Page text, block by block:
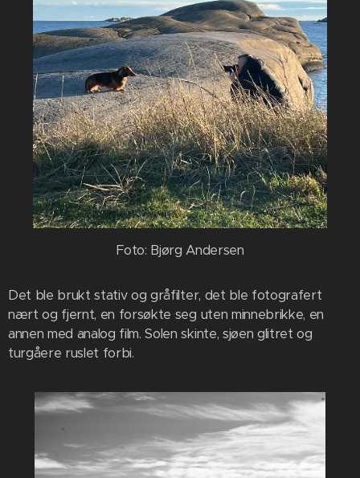
Foto: Bjørg Andersen
Det ble brukt stativ og gråfilter, det ble fotografert
nært og fjernt, en forsøkte seg uten minnebrikke, en
annen med analog film. Solen skinte, sjøen glitret og
turgåere ruslet forbi.